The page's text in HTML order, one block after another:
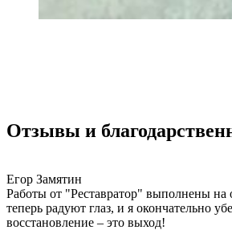
Отзывы и
Егор Замятин
Работы от "Реставратор" выполнены на
теперь радуют глаз, и я окончательно
восстановление – это выход!